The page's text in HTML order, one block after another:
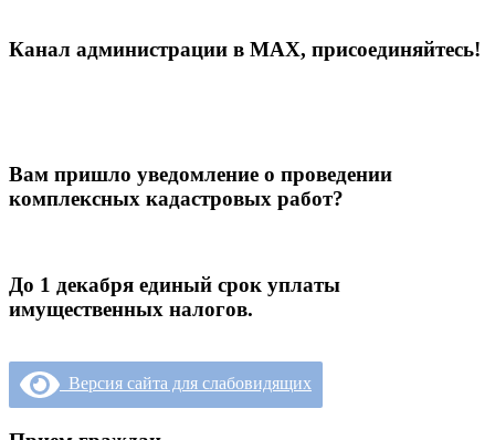
Канал администрации в МАХ, присоединяйтесь!
Вам пришло уведомление о проведении
комплексных кадастровых работ?
До 1 декабря единый срок уплаты
имущественных налогов.
Версия сайта для слабовидящих